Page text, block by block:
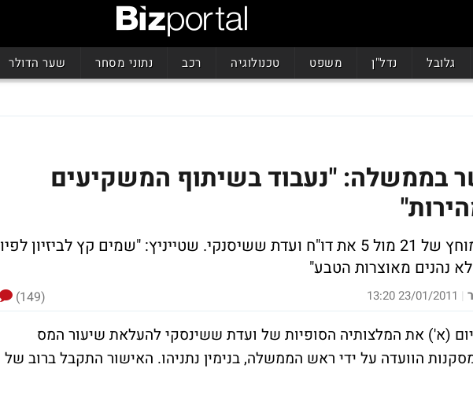
גלובל נדל"ן משפט טכנולוגיה רכב נתוני מסחר שער הדולר
בממשלה: "נעבוד בשיתוף המשקיעים
ששיסנקי.
שטייניץ: "שמים קץ לביזיון לפיו
נהנים מאוצרות הטבע"
|
23/01/2011 13:20
(149)
(א') את המלצותיה הסופיות של ועדת ששינסקי להעלאת שיעור המס
הוועדה על ידי ראש הממשלה, בנימין נתניהו. האישור התקבל ברוב של